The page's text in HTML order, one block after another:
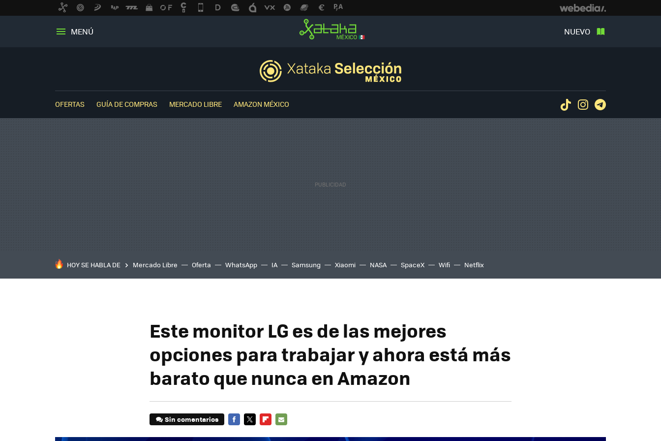
MENÚ NUEVO
OFERTAS GUÍA DE COMPRAS MERCADO LIBRE AMAZON MÉXICO TiktokInstagram
HOY SE HABLA DE Mercado Libre Oferta WhatsApp IA Samsung Xiaomi NASA SpaceX Wifi Netflix
Este monitor LG es de las mejores
opciones para trabajar y ahora está más
barato que nunca en Amazon
Sin comentarios